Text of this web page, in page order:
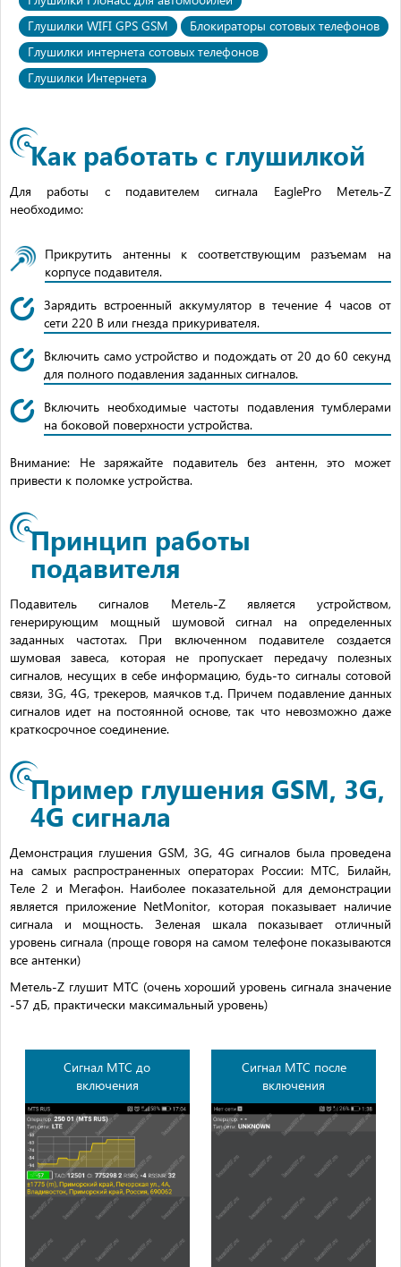
Глушилки WIFI GPS GSM
Блокираторы сотовых телефонов
Глушилки интернета сотовых телефонов
Глушилки Интернета
Как работать с глушилкой
Для работы с подавителем сигнала EaglePro Метель-Z
необходимо:
Прикрутить антенны к соответствующим разъемам на
корпусе подавителя.
Зарядить встроенный аккумулятор в течение 4 часов от
сети 220 В или гнезда прикуривателя.
Включить само устройство и подождать от 20 до 60 секунд
для полного подавления заданных сигналов.
Включить необходимые частоты подавления тумблерами
на боковой поверхности устройства.
Внимание: Не заряжайте подавитель без антенн, это может
привести к поломке устройства.
Принцип работы
подавителя
Подавитель сигналов Метель-Z является устройством,
генерирующим мощный шумовой сигнал на определенных
заданных частотах. При включенном подавителе создается
шумовая завеса, которая не пропускает передачу полезных
сигналов, несущих в себе информацию, будь-то сигналы сотовой
связи, 3G, 4G, трекеров, маячков т.д. Причем подавление данных
сигналов идет на постоянной основе, так что невозможно даже
краткосрочное соединение.
Пример глушения GSM, 3G,
4G сигнала
Демонстрация глушения GSM, 3G, 4G сигналов была проведена
на самых распространенных операторах России: МТС, Билайн,
Теле 2 и Мегафон. Наиболее показательной для демонстрации
является приложение NetMonitor, которая показывает наличие
сигнала и мощность. Зеленая шкала показывает отличный
уровень сигнала (проще говоря на самом телефоне показываются
все антенки)
Метель-Z глушит МТС (очень хороший уровень сигнала значение
-57 дБ, практически максимальный уровень)
Сигнал МТС до
включения
Сигнал МТС после
включения